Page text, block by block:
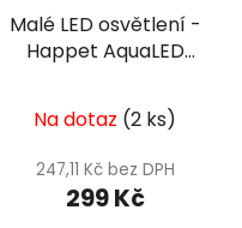
Malé LED osvětlení -
Happet AquaLED
Na dotaz (2 ks)
247,11 Kč bez DPH
299 Kč